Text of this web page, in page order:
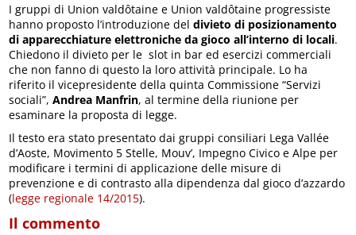
I gruppi di Union valdôtaine e Union valdôtaine progressiste
hanno proposto l’introduzione deldivieto di posizionamento
di apparecchiature elettroniche da gioco all’interno di locali.
Chiedono il divieto per le slot in bar ed esercizi commerciali
che non fanno di questo la loro attività principale. Lo ha
riferito il vicepresidente della quinta Commissione “Servizi
sociali”,Andrea Manfrin, al termine della riunione per
esaminare la proposta di legge.
Il testo era stato presentato dai gruppi consiliari Lega Vallée
d’Aoste, Movimento 5 Stelle, Mouv’, Impegno Civico e Alpe per
modificare i termini di applicazione delle misure di
prevenzione e di contrasto alla dipendenza dal gioco d’azzardo
(legge regionale 14/2015).
Il commento